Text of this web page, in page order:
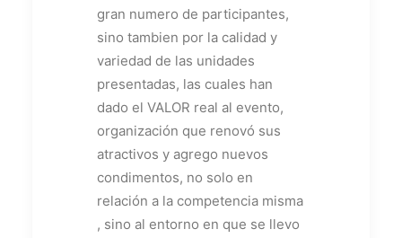
gran numero de participantes,
sino tambien por la calidad y
variedad de las unidades
presentadas, las cuales han
dado el VALOR real al evento,
organización que renovó sus
atractivos y agrego nuevos
condimentos, no solo en
relación a la competencia misma
, sino al entorno en que se llevo